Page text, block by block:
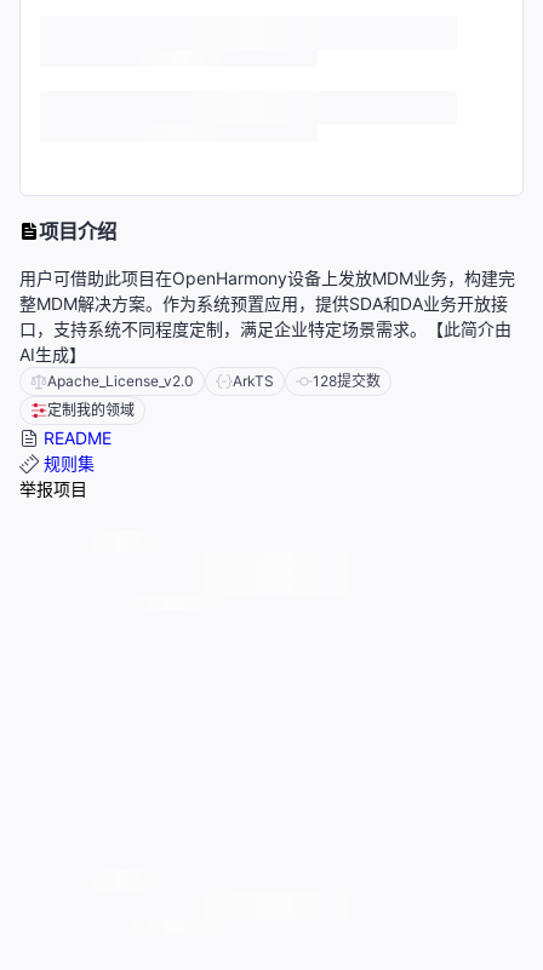
项目介绍
用户可借助此项目在OpenHarmony设备上发放MDM业务，构建完
整MDM解决方案。作为系统预置应用，提供SDA和DA业务开放接
口，支持系统不同程度定制，满足企业特定场景需求。【此简介由
AI生成】
Apache_License_v2.0 ArkTS 128提交数
定制我的领域
README
规则集
举报项目